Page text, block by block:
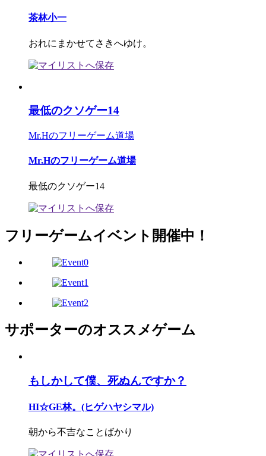
茶林小一
おれにまかせてさきへゆけ。
最低のクソゲー14
Mr.Hのフリーゲーム道場
Mr.Hのフリーゲーム道場
最低のクソゲー14
フリーゲームイベント開催中！
サポーターのオススメゲーム
もしかして僕、死ぬんですか？
HI☆GE林。(ヒゲハヤシマル)
朝から不吉なことばかり